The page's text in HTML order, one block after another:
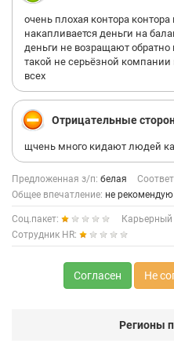
очень плохая контора контора
накапливается деньги на
деньги не возращают
такой не серьёзной
всех
Отрицательные
щчень много кидают людей
Предложенная з/п: белая
Общее впечатление: не рекомендую
Соц.пакет:
Карьерный
Сотрудник HR:
Согласен Не
Регионы